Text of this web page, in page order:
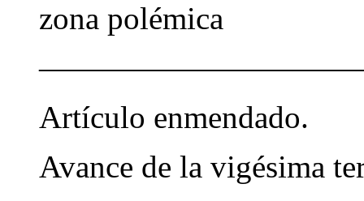
zona polémica
Artículo enmendado.
Avance de la vigésima